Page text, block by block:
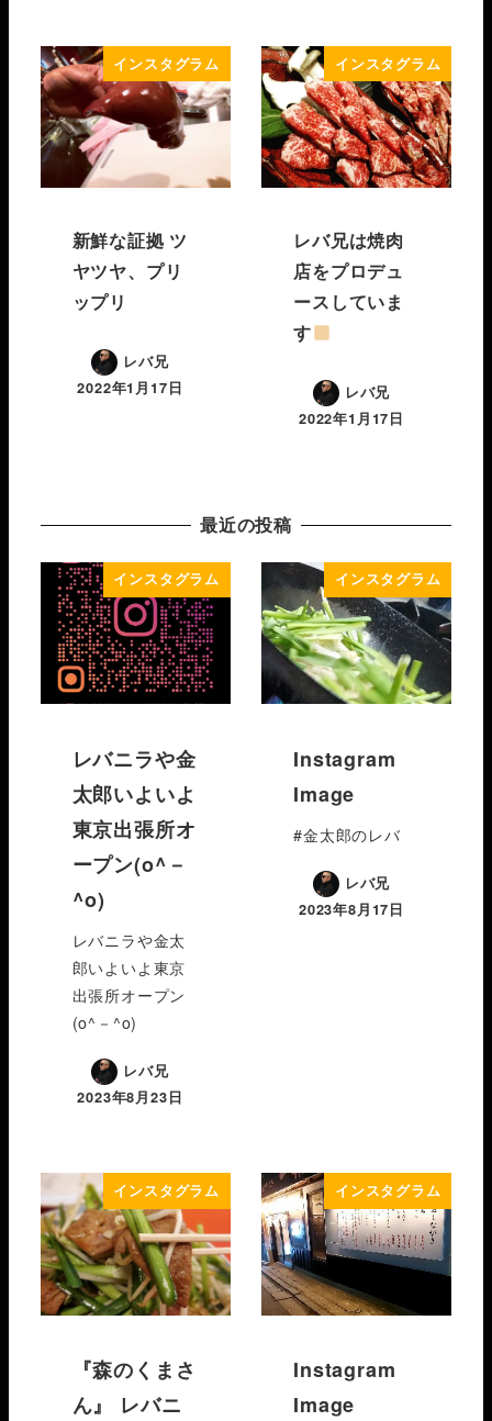
インスタグラム
新鮮な証拠 ツ
ヤツヤ、プリ
ップリ
レバ兄
2022年1月17日
インスタグラム
レバ兄は焼肉
店をプロデュ
ースしていま
す
レバ兄
2022年1月17日
最近の投稿
インスタグラム
レバニラや金
太郎いよいよ
東京出張所オ
ープン(o^－
^o)
レバニラや金太
郎いよいよ東京
出張所オープン
(o^－^o)
レバ兄
2023年8月23日
インスタグラム
Instagram
Image
#金太郎のレバ
レバ兄
2023年8月17日
インスタグラム
『森のくまさ
ん』 レバニ
インスタグラム
Instagram
Image